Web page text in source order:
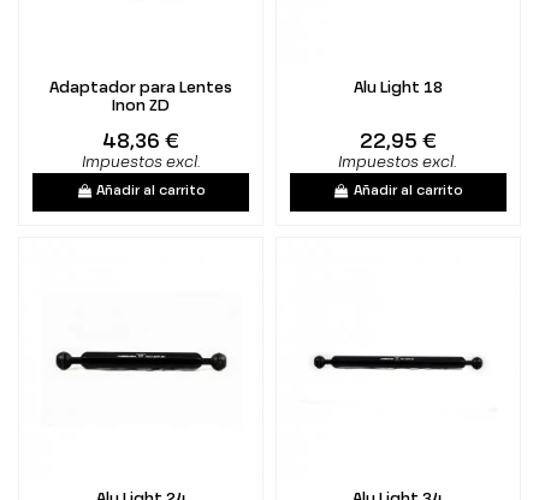
Adaptador para Lentes
Inon ZD
48,36 €
Impuestos excl.
Añadir al carrito
Alu Light 18
22,95 €
Impuestos excl.
Añadir al carrito